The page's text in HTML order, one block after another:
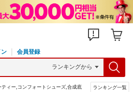
ン 会員登録
ティー,コンフォートシューズ,合成底 ランキング一覧